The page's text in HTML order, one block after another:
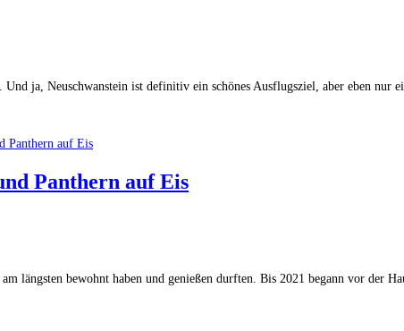
ja, Neuschwanstein ist definitiv ein schönes Ausflugsziel, aber eben nur
Panthern auf Eis
längsten bewohnt haben und genießen durften. Bis 2021 begann vor der